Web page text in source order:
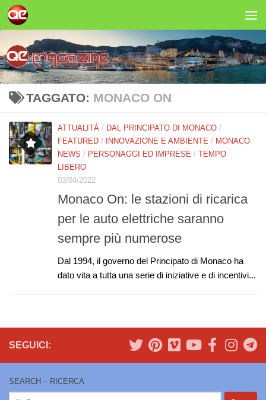
Salta al contenuto
TAGGATO: MONACO ON
ATTUALITÀ / DAL PRINCIPATO DI MONACO /
FEATURED / INNOVAZIONE E AMBIENTE / MONACO
NEWS / PERSONAGGI ED IMPRESE / TEMPO
LIBERO
03/04/2022
Monaco On: le stazioni di ricarica
per le auto elettriche saranno
sempre più numerose
Dal 1994, il governo del Principato di Monaco ha
dato vita a tutta una serie di iniziative e di incentivi...
SEGUICI:
SEARCH – RICERCA
Ricerca